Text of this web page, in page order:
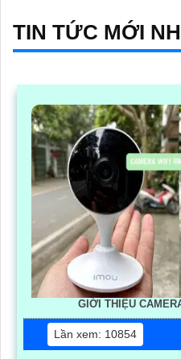
TIN TỨC MỚI
GIỚI THIỆU
Lần xem: 10854